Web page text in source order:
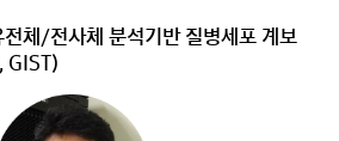
체/전사체 분석기반 질병세포 계보
GIST)